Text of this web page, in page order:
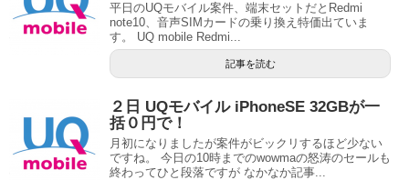
平日のUQモバイル案件、端末セットだとRedmi
note10、音声SIMカードの乗り換え特価出ていま
す。 UQ mobile Redmi...
記事を読む
２日 UQモバイル iPhoneSE 32GBが一
括０円で！
月初になりましたが案件がビックリするほど少ない
ですね。 今日の10時までのwowmaの怒涛のセールも
終わってひと段落ですが なかなか記事...